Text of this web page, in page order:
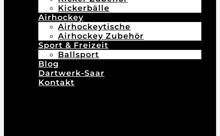
Kickerbälle
Airhockey
Airhockeytische
Airhockey Zubehör
Sport & Freizeit
Ballsport
Blog
Dartwerk-Saar
Kontakt